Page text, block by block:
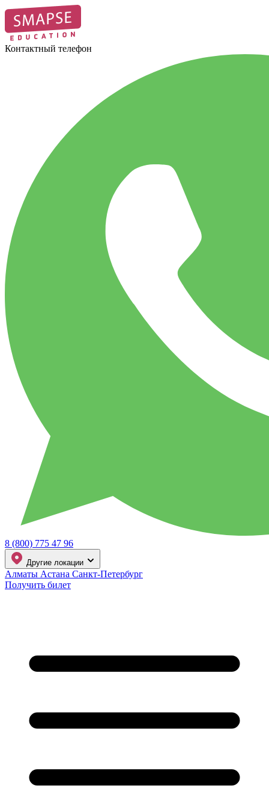
Контактный телефон
8 (800) 775 47 96
Другие локации
Алматы Астана Санкт-Петербург
Получить билет